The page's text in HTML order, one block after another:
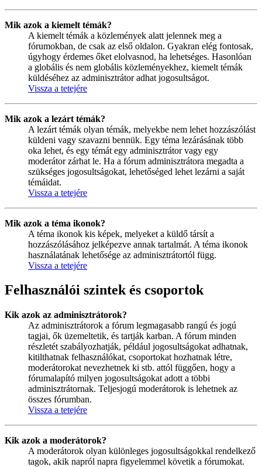
Mik azok a kiemelt témák?
A kiemelt témák a közlemények alatt jelennek meg a
fórumokban, de csak az első oldalon. Gyakran elég fontosak,
úgyhogy érdemes őket elolvasnod, ha lehetséges. Hasonlóan
a globális és nem globális közleményekhez, kiemelt témák
küldéséhez az adminisztrátor adhat jogosultságot.
Vissza a tetejére
Mik azok a lezárt témák?
A lezárt témák olyan témák, melyekbe nem lehet hozzászólást
küldeni vagy szavazni bennük. Egy téma lezárásának több
oka lehet, és egy témát egy adminisztrátor vagy egy
moderátor zárhat le. Ha a fórum adminisztrátora megadta a
szükséges jogosultságokat, lehetőséged lehet lezárni a saját
témáidat.
Vissza a tetejére
Mik azok a téma ikonok?
A téma ikonok kis képek, melyeket a küldő társít a
hozzászólásához jelképezve annak tartalmát. A téma ikonok
használatának lehetősége az adminisztrátortól függ.
Vissza a tetejére
Felhasználói szintek és csoportok
Kik azok az adminisztrátorok?
Az adminisztrátorok a fórum legmagasabb rangú és jogú
tagjai, ők üzemeltetik, és tartják karban. A fórum minden
részletét szabályozhatják, például jogosultságokat adhatnak,
kitilthatnak felhasználókat, csoportokat hozhatnak létre,
moderátorokat nevezhetnek ki stb. attól függően, hogy a
fórumalapító milyen jogosultságokat adott a többi
adminisztrátornak. Teljesjogú moderátorok is lehetnek az
összes fórumban.
Vissza a tetejére
Kik azok a moderátorok?
A moderátorok olyan különleges jogosultságokkal rendelkező
tagok, akik napról napra figyelemmel követik a fórumokat.